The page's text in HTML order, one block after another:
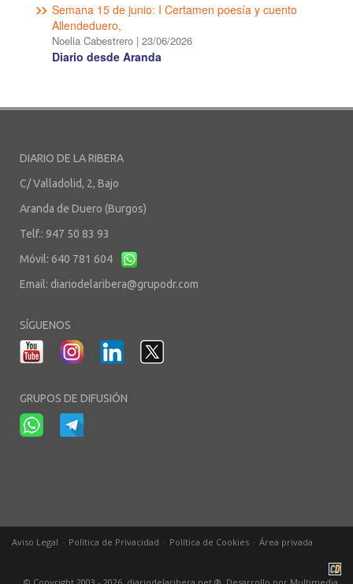
Semana 15 de junio: I Certamen poesía y cuento
Allendeduero,
Noelia Cabestrero | 23/06/2026
Diario desde Aranda
DIARIO DE LA RIBERA
C/ Valladolid, 2, Bajo
Aranda de Duero (Burgos)
Telf.: 947 50 83 93
Móvil: 640 781 604
Email: diariodelaribera@grupodr.com
SÍGUENOS
GRUPOS DE DIFUSIÓN
Aviso Legal Política de Privacidad Política de Cookies Área privada